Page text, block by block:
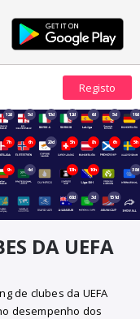
12d 5d 13d 12d 6d 5d 19d
7h 6h 20d 5h 8h 6h 5h
9h 4d 13h 10h 38d
68d 3d 151d
DA UEFA
de clubes da UEFA
desempenho dos